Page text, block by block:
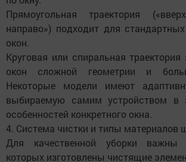
Прямоугольная траектория
направо») подходит для
окон.
Круговая или спиральная
окон сложной геометрии и
Некоторые модели имеют
выбираемую самим устройством в
особенностей конкретного окна.
4. Система чистки и типы материалов
Для качественной уборки важны
которых изготовлены чистящие